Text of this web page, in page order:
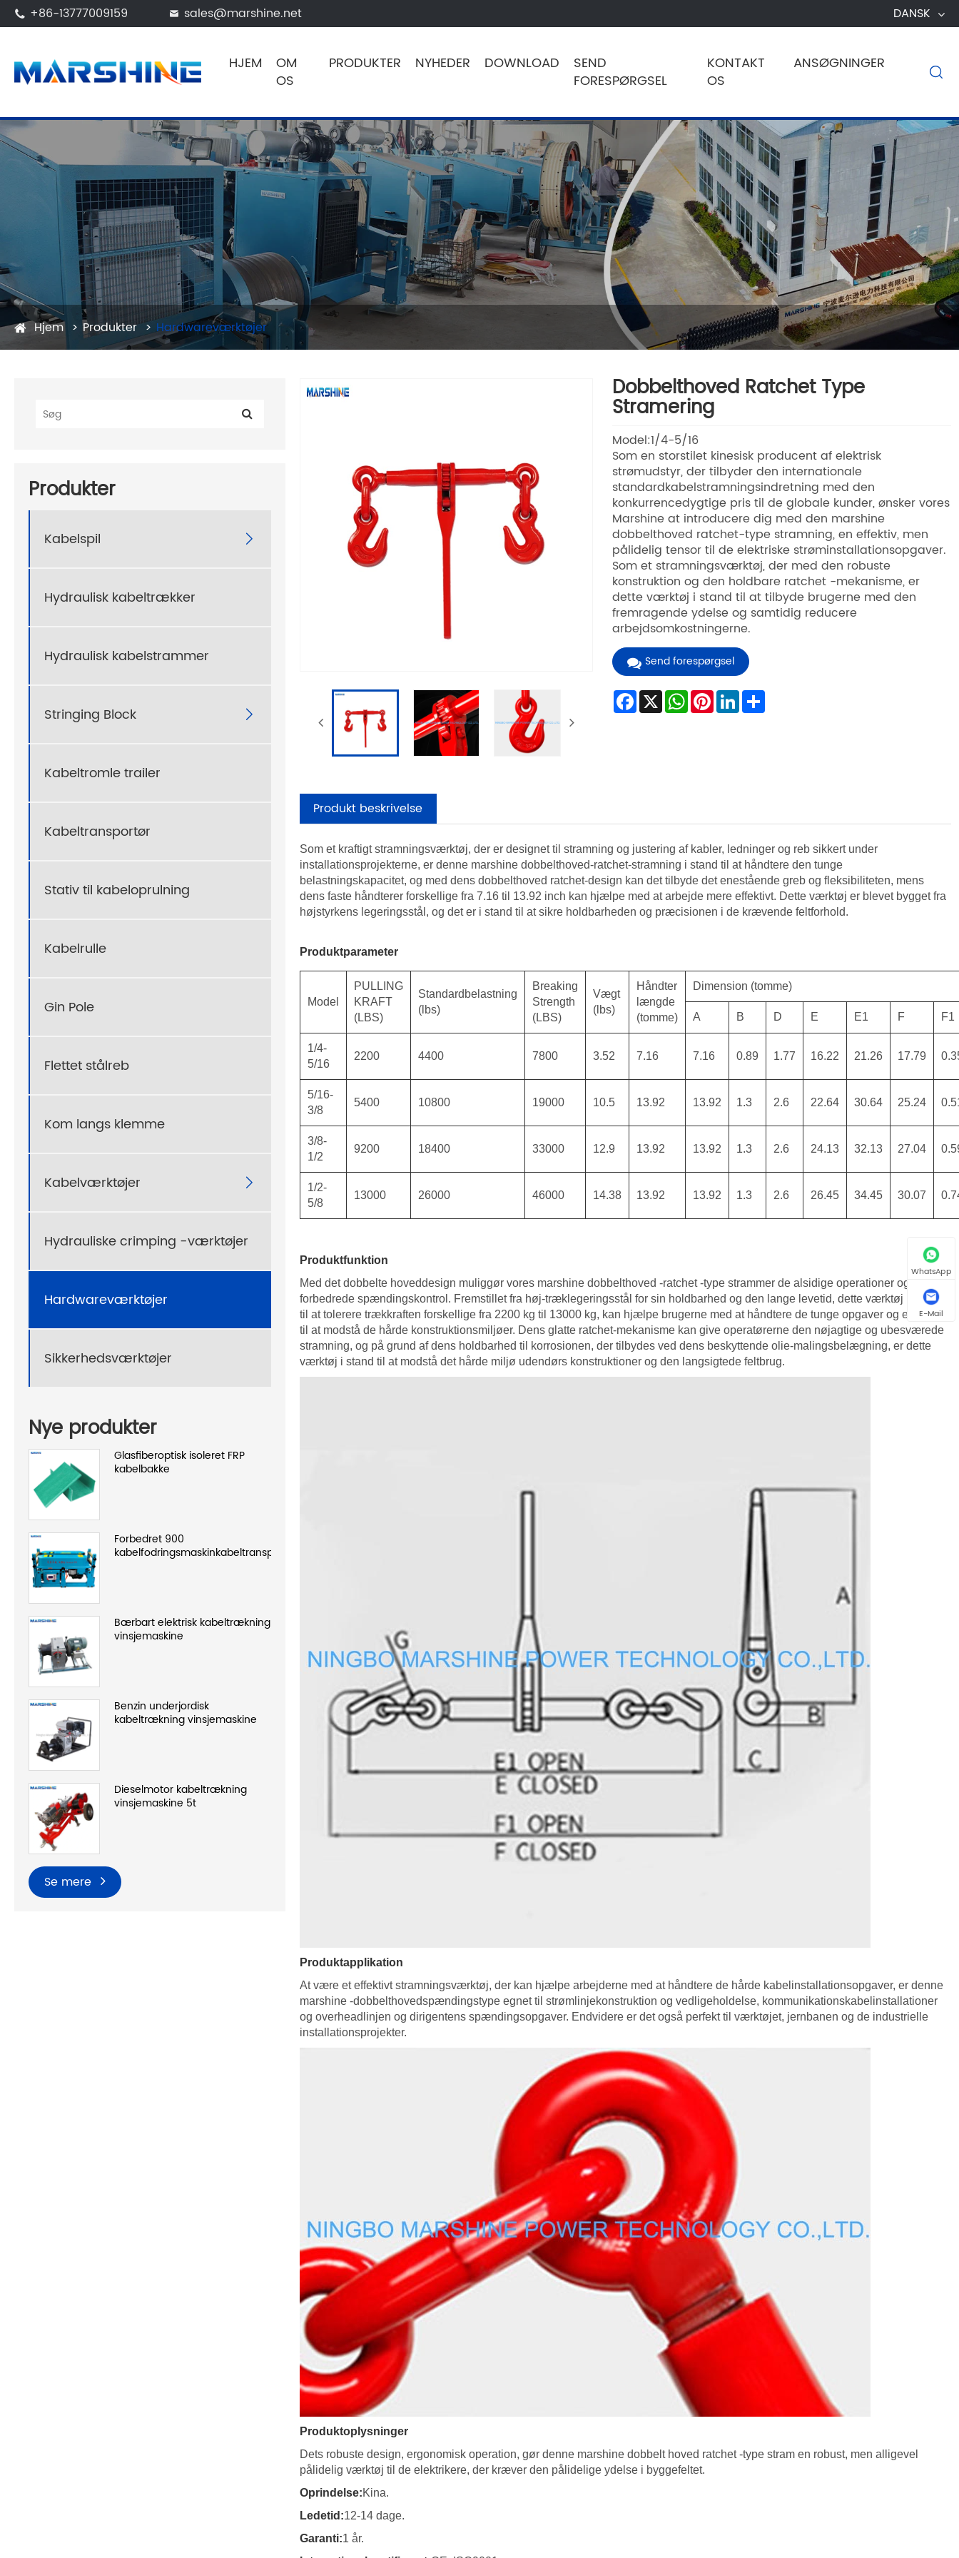
 +86-13777009159  sales@marshine.net DANSK
HJEM
OM
OS
PRODUKTER NYHEDER DOWNLOAD
SEND
FORESPØRGSEL
KONTAKT
OS
ANSØGNINGER 
Hjem Produkter Hardwareværktøjer
Produkter
Kabelspil 
Hydraulisk kabeltrækker
Hydraulisk kabelstrammer
Stringing Block 
Kabeltromle trailer
Kabeltransportør
Stativ til kabeloprulning
Kabelrulle
Gin Pole
Flettet stålreb
Kom langs klemme
Kabelværktøjer 
Hydrauliske crimping -værktøjer
Hardwareværktøjer
Sikkerhedsværktøjer
Nye produkter
Glasfiberoptisk isoleret FRP
kabelbakke
Forbedret 900
kabelfodringsmaskinkabeltransportør
Bærbart elektrisk kabeltrækning
vinsjemaskine
Benzin underjordisk
kabeltrækning vinsjemaskine
Dieselmotor kabeltrækning
vinsjemaskine 5t
Se mere
Dobbelthoved Ratchet Type
Stramering
Model:1/4-5/16
Som en storstilet kinesisk producent af elektrisk
strømudstyr, der tilbyder den internationale
standardkabelstramningsindretning med den
konkurrencedygtige pris til de globale kunder, ønsker vores
Marshine at introducere dig med den marshine
dobbelthoved ratchet-type stramning, en effektiv, men
pålidelig tensor til de elektriske strøminstallationsopgaver.
Som et stramningsværktøj, der med den robuste
konstruktion og den holdbare ratchet -mekanisme, er
dette værktøj i stand til at tilbyde brugerne med den
fremragende ydelse og samtidig reducere
arbejdsomkostningerne.
Send forespørgsel
Facebook
X WhatsApp
Pinterest
LinkedIn
Produkt beskrivelse
Som et kraftigt stramningsværktøj, der er designet til stramning og justering af kabler, ledninger og reb sikkert under
installationsprojekterne, er denne marshine dobbelthoved-ratchet-stramning i stand til at håndtere den tunge
belastningskapacitet, og med dens dobbelthoved ratchet-design kan det tilbyde det enestående greb og fleksibiliteten, mens
dens faste håndterer forskellige fra 7.16 til 13.92 inch kan hjælpe med at arbejde mere effektivt. Dette værktøj er blevet bygget fra
højstyrkens legeringsstål, og det er i stand til at sikre holdbarheden og præcisionen i de krævende feltforhold.
Produktparameter
Model
PULLING
KRAFT
(LBS)
Standardbelastning
(lbs)
Breaking
Strength
(LBS)
Vægt
(lbs)
Håndter
længde
(tomme)
Dimension (tomme)
A B D E E1 F F1
1/4-
5/16
2200 4400 7800 3.52 7.16 7.16 0.89 1.77 16.22 21.26 17.79
5/16-
3/8
5400 10800 19000 10.5 13.92 13.92 1.3 2.6 22.64 30.64 25.24
3/8-
1/2
9200 18400 33000 12.9 13.92 13.92 1.3 2.6 24.13 32.13 27.04
1/2-
5/8
13000 26000 46000 14.38 13.92 13.92 1.3 2.6 26.45 34.45 30.07
Produktfunktion
Med det dobbelte hoveddesign muliggør vores marshine dobbelthoved -ratchet -type strammer de alsidige operationer og den
forbedrede spændingskontrol. Fremstillet fra høj-træklegeringsstål for sin holdbarhed og den lange levetid, dette værktøj har evne
til at tolerere trækkraften forskellige fra 2200 kg til 13000 kg, kan hjælpe brugerne med at håndtere de tunge opgaver og er i stand
til at modstå de hårde konstruktionsmiljøer. Dens glatte ratchet-mekanisme kan give operatørerne den nøjagtige og ubesværede
stramning, og på grund af dens holdbarhed til korrosionen, der tilbydes ved dens beskyttende olie-malingsbelægning, er dette
værktøj i stand til at modstå det hårde miljø udendørs konstruktioner og den langsigtede feltbrug.
Produktapplikation
At være et effektivt stramningsværktøj, der kan hjælpe arbejderne med at håndtere de hårde kabelinstallationsopgaver, er denne
marshine -dobbelthovedspændingstype egnet til strømlinjekonstruktion og vedligeholdelse, kommunikationskabelinstallationer
og overheadlinjen og dirigentens spændingsopgaver. Endvidere er det også perfekt til værktøjet, jernbanen og de industrielle
installationsprojekter.
Produktoplysninger
Dets robuste design, ergonomisk operation, gør denne marshine dobbelt hoved ratchet -type stram en robust, men alligevel
pålidelig værktøj til de elektrikere, der kræver den pålidelige ydelse i byggefeltet.
Oprindelse:Kina.
Ledetid:12-14 dage.
Garanti:1 år.
WhatsApp
E-Mail